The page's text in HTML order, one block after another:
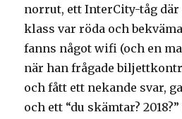
norrut, ett InterCity-tåg där
klass var röda och
fanns något wifi (och en
när han frågade
och fått ett nekande svar,
och ett “du skämtar?